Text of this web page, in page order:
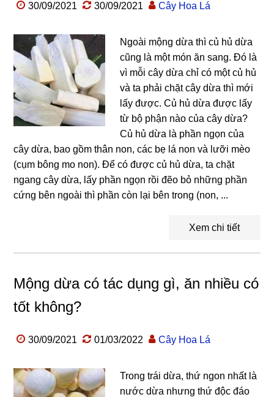
30/09/2021 30/09/2021 Cây Hoa Lá
Ngoài mộng dừa thì củ hủ dừa
cũng là một món ăn sang. Đó là
vì mỗi cây dừa chỉ có một củ hủ
và ta phải chặt cây dừa thì mới
lấy được. Củ hủ dừa được lấy
từ bộ phận nào của cây dừa?
Củ hủ dừa là phần ngọn của
cây dừa, bao gồm thân non, các bẹ lá non và lưỡi mèo
(cụm bông mo non). Để có được củ hủ dừa, ta chặt
ngang cây dừa, lấy phần ngọn rồi đẽo bỏ những phần
cứng bên ngoài thì phần còn lại bên trong (non, ...
Xem chi tiết
Mộng dừa có tác dụng gì, ăn nhiều có
tốt không?
30/09/2021 01/03/2022 Cây Hoa Lá
Trong trái dừa, thứ ngon nhất là
nước dừa nhưng thứ độc đáo